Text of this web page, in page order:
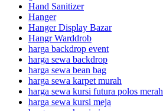
Hand Sanitizer
Hanger
Hanger Display Bazar
Hangr Warddrob
harga backdrop event
harga sewa backdrop
harga sewa bean bag
harga sewa karpet murah
harga sewa kursi futura polos merah
harga sewa kursi meja